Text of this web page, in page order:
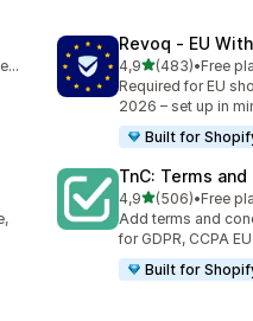
Gratis abonnement tilgjengelig
Revoq ‑ EU
4,9av 5 stjerner
(483)
Totalt 483 omtaler
•Free
Required for EU
2026 – set up in
Built for
TnC: Terms
4,9av 5 stjerner
(506)
Totalt 506 omtaler
•Free
Add terms and
for GDPR, CCPA
Built for